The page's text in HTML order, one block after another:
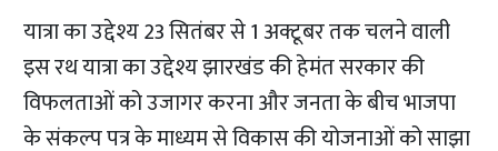
यात्रा का उद्देश्य 23 सितंबर से 1 अक्टूबर तक चलने वाली
इस रथ यात्रा का उद्देश्य झारखंड की हेमंत सरकार की
विफलताओं को उजागर करना और जनता के बीच भाजपा
के संकल्प पत्र के माध्यम से विकास की योजनाओं को साझा